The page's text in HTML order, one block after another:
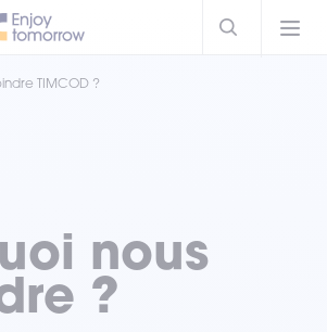
TIMCOD ?
nous
?